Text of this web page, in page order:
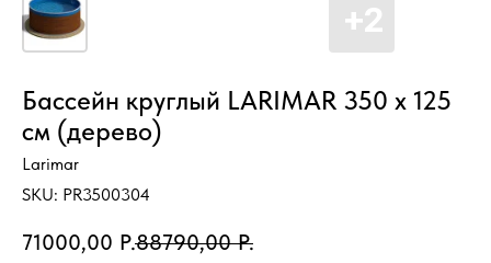
Бассейн круглый LARIMAR 350 х 125
см (дерево)
Larimar
SKU: PR3500304
71000,00 Р.88790,00 Р.